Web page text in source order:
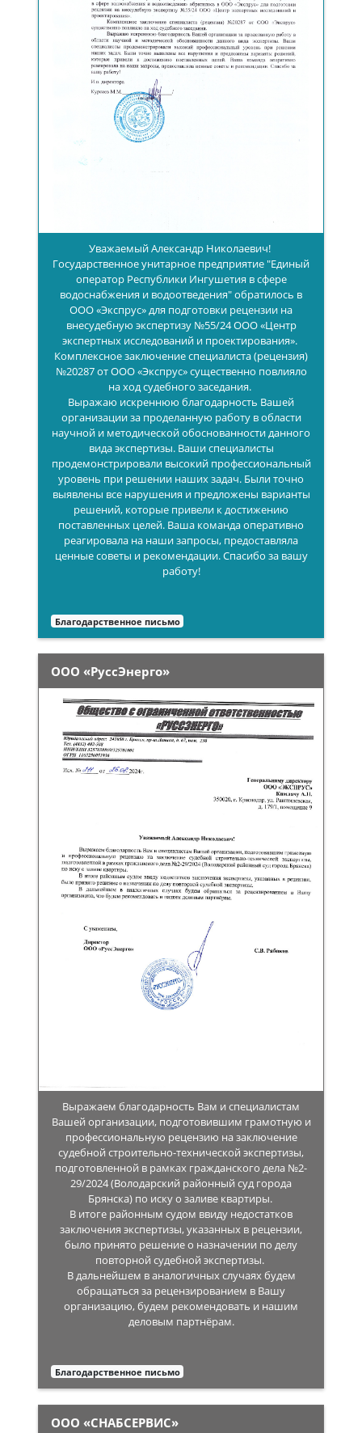
Уважаемый Александр Николаевич!
Государственное унитарное предприятие "Единый
оператор Республики Ингушетия в сфере
водоснабжения и водоотведения" обратилось в
ООО «Экспрус» для подготовки рецензии на
внесудебную экспертизу №55/24 ООО «Центр
экспертных исследований и проектирования».
Комплексное заключение специалиста (рецензия)
№20287 от ООО «Экспрус» существенно повлияло
на ход судебного заседания.
Выражаю искреннюю благодарность Вашей
организации за проделанную работу в области
научной и методической обоснованности данного
вида экспертизы. Ваши специалисты
продемонстрировали высокий профессиональный
уровень при решении наших задач. Были точно
выявлены все нарушения и предложены варианты
решений, которые привели к достижению
поставленных целей. Ваша команда оперативно
реагировала на наши запросы, предоставляла
ценные советы и рекомендации. Спасибо за вашу
работу!
Благодарственное письмо
ООО «РуссЭнерго»
Выражаем благодарность Вам и специалистам
Вашей организации, подготовившим грамотную и
профессиональную рецензию на заключение
судебной строительно-технической экспертизы,
подготовленной в рамках гражданского дела №2-
29/2024 (Володарский районный суд города
Брянска) по иску о заливе квартиры.
В итоге районным судом ввиду недостатков
заключения экспертизы, указанных в рецензии,
было принято решение о назначении по делу
повторной судебной экспертизы.
В дальнейшем в аналогичных случаях будем
обращаться за рецензированием в Вашу
организацию, будем рекомендовать и нашим
деловым партнёрам.
Благодарственное письмо
ООО «СНАБСЕРВИС»